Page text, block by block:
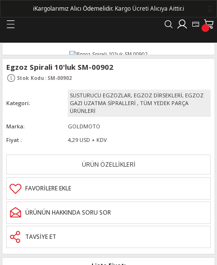
Geri Dön
Egzoz Spirali 10'luk SM-00902
Stok Kodu : SM-00902
Kategori
SUSTURUCU EGZOZLAR, EGZOZ DİRSEKLERİ, EGZOZ
GAZI UZATMA SİPRALLERİ , TÜM YEDEK PARÇA
ÜRÜNLERİ
Marka
GOLDMOTO
Fiyat
4,29 USD + KDV
ÜRÜN ÖZELLİKLERİ
ÜRÜNÜN HAKKINDA SORU SOR
TAVSİYE ET
ℹ️Kargolarımız Alıcı Ödemelidir. Kargo Ücreti Alıcıya Aittir.ℹ️